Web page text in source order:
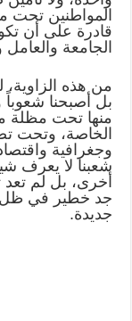
المواطنين تحت
قادرة على أن
الجامعة
من هذه الزاوية،
بل أصبحنا
منها تحت مظلة
الخاصة، وتحت
وجغرافية
شعبنا لا يعرف
أخرى، بل لم تعد
جد خطير في ظل
جديدة.